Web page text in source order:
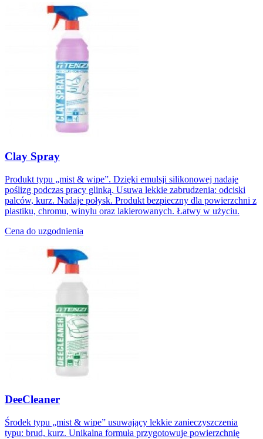
Clay Spray
Produkt typu „mist & wipe”. Dzięki emulsji silikonowej nadaje
poślizg podczas pracy glinką. Usuwa lekkie zabrudzenia: odciski
palców, kurz. Nadaje połysk. Produkt bezpieczny dla powierzchni z
plastiku, chromu, winylu oraz lakierowanych. Łatwy w użyciu.
Cena do uzgodnienia
DeeCleaner
Środek typu „mist & wipe” usuwający lekkie zanieczyszczenia
typu: brud, kurz. Unikalna formuła przygotowuje powierzchnię